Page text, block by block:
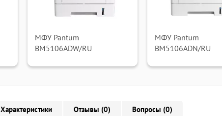
МФУ Pantum
BM5106ADW/RU
МФУ Pantum
BM5106ADN/RU
Характеристики Отзывы (0) Вопросы (0)